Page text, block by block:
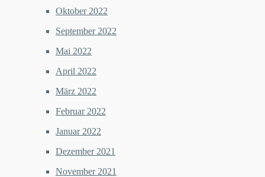
Oktober 2022
September 2022
Mai 2022
April 2022
März 2022
Februar 2022
Januar 2022
Dezember 2021
November 2021